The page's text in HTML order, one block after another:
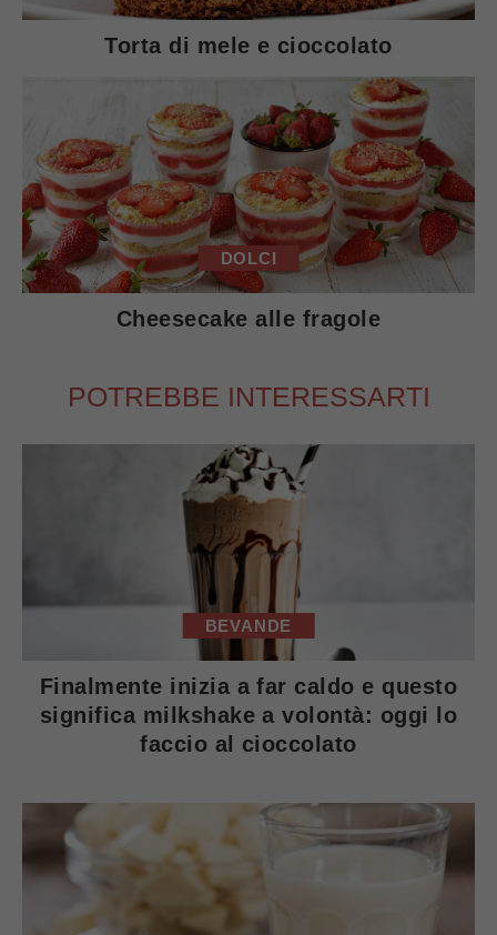
Torta di mele e cioccolato
DOLCI
Cheesecake alle fragole
POTREBBE INTERESSARTI
BEVANDE
Finalmente inizia a far caldo e questo
significa milkshake a volontà: oggi lo
faccio al cioccolato